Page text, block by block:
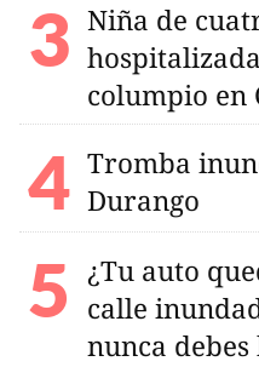
Niña de
columpio en
Tromba
Durango
¿Tu auto
calle
nunca